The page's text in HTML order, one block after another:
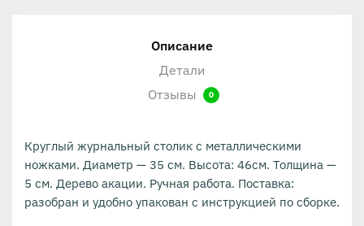
Описание
Детали
Отзывы
0
Круглый журнальный столик с металлическими
ножками. Диаметр — 35 см. Высота: 46см. Толщина —
5 см. Дерево акации. Ручная работа. Поставка:
разобран и удобно упакован с инструкцией по сборке.